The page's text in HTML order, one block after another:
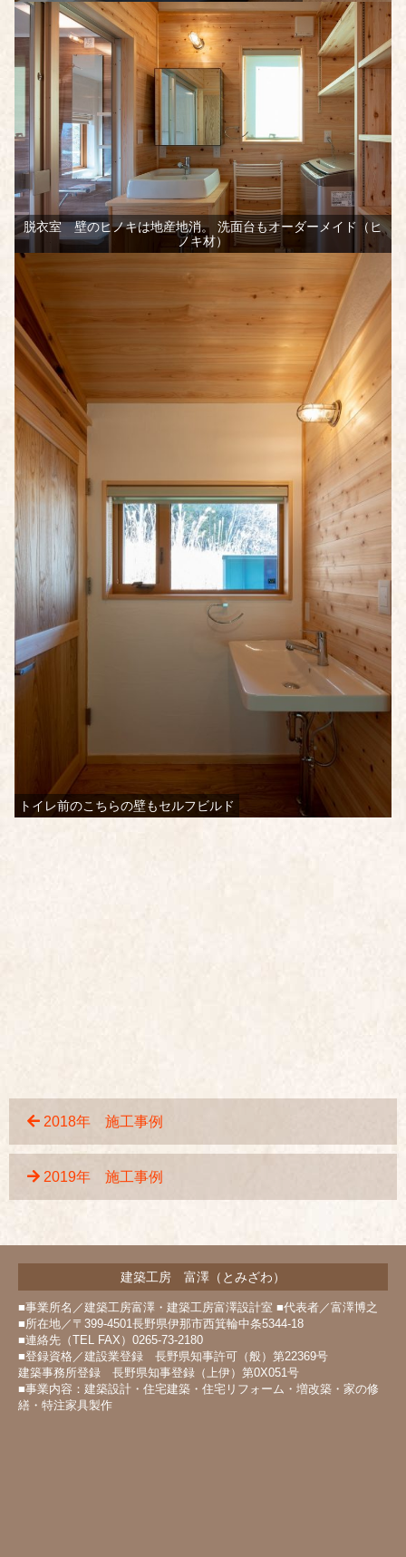
脱衣室 壁のヒノキは地産地消。 洗面台もオーダーメイド（ヒ
ノキ材）
トイレ前のこちらの壁もセルフビルド
2018年 施工事例
2019年 施工事例
建築工房 富澤（とみざわ）
■事業所名／建築工房富澤・建築工房富澤設計室 ■代表者／富澤博之
■所在地／〒399-4501長野県伊那市西箕輪中条5344-18
■連絡先（TEL FAX）0265-73-2180
■登録資格／建設業登録 長野県知事許可（般）第22369号
建築事務所登録 長野県知事登録（上伊）第0X051号
■事業内容：建築設計・住宅建築・住宅リフォーム・増改築・家の修
繕・特注家具製作